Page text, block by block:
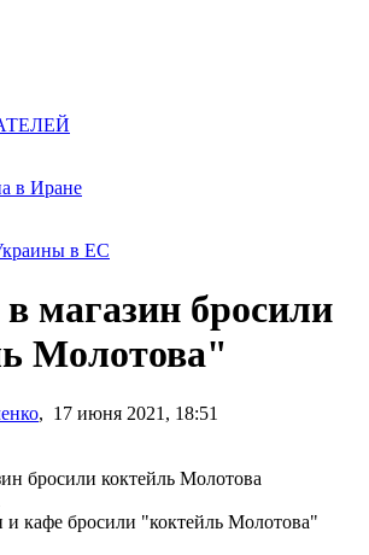
в Иране
в ЕС
магазин бросили
Молотова"
, 17 июня 2021, 18:51
кафе бросили "коктейль Молотова"